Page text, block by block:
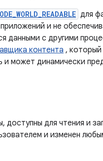
для
и не
данными с другими
контента , который
и может динамически
доступны для чтения и
и изменен